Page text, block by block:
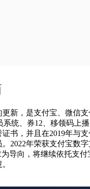
新，是支付宝、微信
统、券12、移领码上
，并且在2019年与
年荣获支付宝数
导向，将继续依托支